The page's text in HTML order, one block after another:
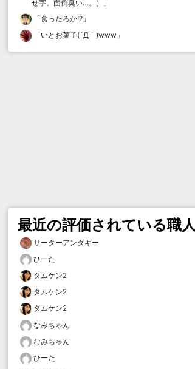
せ字。面倒臭い…。）
」
「食ったろか!? 」
「いとお菓子(´Д｀)www 」
最近の評価されている職人
サーターアンダギー
ひーた
タムケン2
タムケン2
タムケン2
なみちゃん
なみちゃん
ひーた